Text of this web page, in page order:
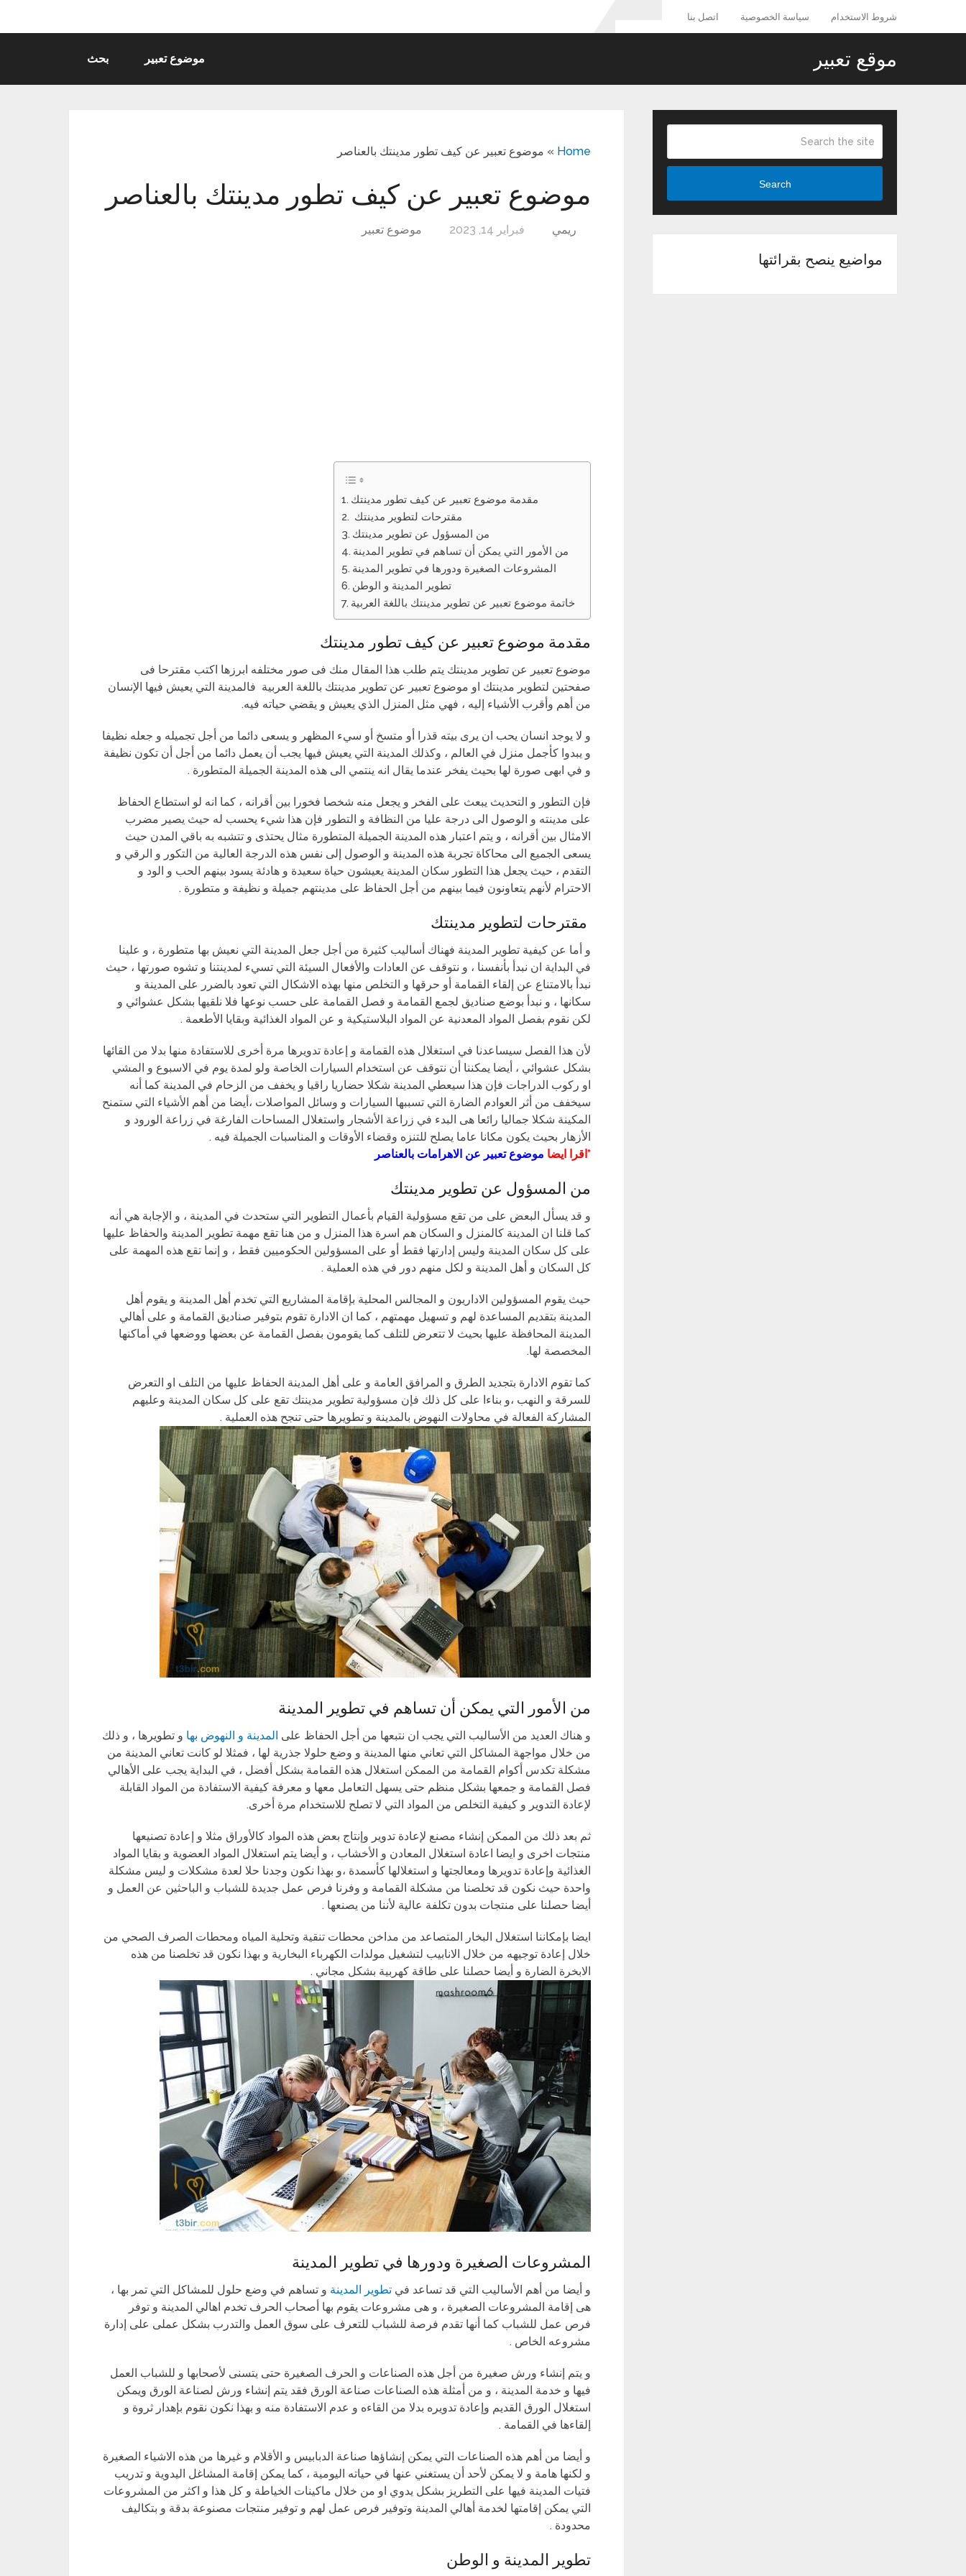
شروط الاستخدام سياسة الخصوصية اتصل بنا
موقع تعبير موضوع تعبير بحث
Home
» موضوع تعبير عن كيف تطور مدينتك بالعناصر
موضوع تعبير عن كيف تطور مدينتك بالعناصر
ريمي فبراير 14, 2023 موضوع تعبير
مقدمة موضوع تعبير عن كيف تطور مدينتك
مقترحات لتطوير مدينتك
من المسؤول عن تطوير مدينتك
من الأمور التي يمكن أن تساهم في تطوير المدينة
المشروعات الصغيرة ودورها في تطوير المدينة
تطوير المدينة و الوطن
خاتمة موضوع تعبير عن تطوير مدينتك باللغة العربية
مقدمة موضوع تعبير عن كيف تطور مدينتك
موضوع تعبير عن تطوير مدينتك يتم طلب هذا المقال منك فى صور مختلفه ابرزها اكتب مقترحا فى
صفحتين لتطوير مدينتك او موضوع تعبير عن تطوير مدينتك باللغة العربية فالمدينة التي يعيش فيها الإنسان
من أهم وأقرب الأشياء إليه ، فهي مثل المنزل الذي يعيش و يقضي حياته فيه.
و لا يوجد انسان يحب ان يرى بيته قذرا أو متسخ أو سيء المظهر و يسعى دائما من أجل تجميله و جعله نظيفا
و يبدوا كأجمل منزل في العالم ، وكذلك المدينة التي يعيش فيها يجب أن يعمل دائما من أجل أن تكون نظيفة
و في ابهى صورة لها بحيث يفخر عندما يقال انه ينتمي الى هذه المدينة الجميلة المتطورة .
فإن التطور و التحديث يبعث على الفخر و يجعل منه شخصا فخورا بين أقرانه ، كما انه لو استطاع الحفاظ
على مدينته و الوصول الى درجة عليا من النظافة و التطور فإن هذا شيء يحسب له حيث يصير مضرب
الامثال بين أقرانه ، و يتم اعتبار هذه المدينة الجميلة المتطورة مثال يحتذى و تتشبه به باقي المدن حيث
يسعى الجميع الى محاكاة تجربة هذه المدينة و الوصول إلى نفس هذه الدرجة العالية من التكور و الرقي و
التقدم ، حيث يجعل هذا التطور سكان المدينة يعيشون حياة سعيدة و هادئة يسود بينهم الحب و الود و
الاحترام لأنهم يتعاونون فيما بينهم من أجل الحفاظ على مدينتهم جميلة و نظيفة و متطورة .
مقترحات لتطوير مدينتك
و أما عن كيفية تطوير المدينة فهناك أساليب كثيرة من أجل جعل المدينة التي نعيش بها متطورة ، و علينا
في البداية ان نبدأ بأنفسنا ، و نتوقف عن العادات والأفعال السيئة التي تسيء لمدينتنا و تشوه صورتها ، حيث
نبدأ بالامتناع عن إلقاء القمامة أو حرقها و التخلص منها بهذه الاشكال التي تعود بالضرر على المدينة و
سكانها ، و نبدأ بوضع صناديق لجمع القمامة و فصل القمامة على حسب نوعها فلا نلقيها بشكل عشوائي و
لكن نقوم بفصل المواد المعدنية عن المواد البلاستيكية و عن المواد الغذائية وبقايا الأطعمة .
لأن هذا الفصل سيساعدنا في استغلال هذه القمامة و إعادة تدويرها مرة أخرى للاستفادة منها بدلا من القائها
بشكل عشوائي ، أيضا يمكننا أن نتوقف عن استخدام السيارات الخاصة ولو لمدة يوم في الاسبوع و المشي
او ركوب الدراجات فإن هذا سيعطي المدينة شكلا حضاريا راقيا و يخفف من الزحام في المدينة كما أنه
سيخفف من أثر العوادم الضارة التي تسببها السيارات و وسائل المواصلات ،أيضا من أهم الأشياء التي ستمنح
المكينة شكلا جماليا رائعا هى البدء في زراعة الأشجار واستغلال المساحات الفارغة في زراعة الورود و
الأزهار بحيث يكون مكانا عاما يصلح للتنزه وقضاء الأوقات و المناسبات الجميلة فيه .
*اقرا ايضا موضوع تعبير عن الاهرامات بالعناصر
من المسؤول عن تطوير مدينتك
و قد يسأل البعض على من تقع مسؤولية القيام بأعمال التطوير التي ستحدث في المدينة ، و الإجابة هي أنه
كما قلنا ان المدينة كالمنزل و السكان هم اسرة هذا المنزل و من هنا تقع مهمة تطوير المدينة والحفاظ عليها
على كل سكان المدينة وليس إدارتها فقط أو على المسؤولين الحكوميين فقط ، و إنما تقع هذه المهمة على
كل السكان و أهل المدينة و لكل منهم دور في هذه العملية .
حيث يقوم المسؤولين الاداريون و المجالس المحلية بإقامة المشاريع التي تخدم أهل المدينة و يقوم أهل
المدينة بتقديم المساعدة لهم و تسهيل مهمتهم ، كما ان الادارة تقوم بتوفير صناديق القمامة و على أهالي
المدينة المحافظة عليها بحيث لا تتعرض للتلف كما يقومون بفصل القمامة عن بعضها ووضعها في أماكنها
المخصصة لها.
كما تقوم الادارة بتجديد الطرق و المرافق العامة و على أهل المدينة الحفاظ عليها من التلف او التعرض
للسرقة و النهب ،و بناءا على كل ذلك فإن مسؤولية تطوير مدينتك تقع على كل سكان المدينة وعليهم
المشاركة الفعالة في محاولات النهوض بالمدينة و تطويرها حتى تنجح هذه العملية .
من الأمور التي يمكن أن تساهم في تطوير المدينة
و هناك العديد من الأساليب التي يجب ان نتبعها من أجل الحفاظ على المدينة و النهوض بها و تطويرها ، و ذلك
من خلال مواجهة المشاكل التي تعاني منها المدينة و وضع حلولا جذرية لها ، فمثلا لو كانت تعاني المدينة من
مشكلة تكدس أكوام القمامة من الممكن استغلال هذه القمامة بشكل أفضل ، في البداية يجب على الأهالي
فصل القمامة و جمعها بشكل منظم حتى يسهل التعامل معها و معرفة كيفية الاستفادة من المواد القابلة
لإعادة التدوير و كيفية التخلص من المواد التي لا تصلح للاستخدام مرة أخرى.
ثم بعد ذلك من الممكن إنشاء مصنع لإعادة تدوير وإنتاج بعض هذه المواد كالأوراق مثلا و إعادة تصنيعها
منتجات اخرى و ايضا اعادة استغلال المعادن و الأخشاب ، و أيضا يتم استغلال المواد العضوية و بقايا المواد
الغذائية وإعادة تدويرها ومعالجتها و استغلالها كأسمدة ،و بهذا نكون وجدنا حلا لعدة مشكلات و ليس مشكلة
واحدة حيث نكون قد تخلصنا من مشكلة القمامة و وفرنا فرص عمل جديدة للشباب و الباحثين عن العمل و
أيضا حصلنا على منتجات بدون تكلفة عالية لأننا من يصنعها .
ايضا بإمكاننا استغلال البخار المتصاعد من مداخن محطات تنقية وتحلية المياه ومحطات الصرف الصحي من
خلال إعادة توجيهه من خلال الانابيب لتشغيل مولدات الكهرباء البخارية و بهذا نكون قد تخلصنا من هذه
الابخرة الضارة و أيضا حصلنا على طاقة كهربية بشكل مجاني .
المشروعات الصغيرة ودورها في تطوير المدينة
و أيضا من أهم الأساليب التي قد تساعد في تطوير المدينة و تساهم في وضع حلول للمشاكل التي تمر بها ،
هى إقامة المشروعات الصغيرة ، و هى مشروعات يقوم بها أصحاب الحرف تخدم اهالي المدينة و توفر
فرص عمل للشباب كما أنها تقدم فرصة للشباب للتعرف على سوق العمل والتدرب بشكل عملى على إدارة
مشروعه الخاص .
و يتم إنشاء ورش صغيرة من أجل هذه الصناعات و الحرف الصغيرة حتى يتسنى لأصحابها و للشباب العمل
فيها و خدمة المدينة ، و من أمثلة هذه الصناعات صناعة الورق فقد يتم إنشاء ورش لصناعة الورق ويمكن
استغلال الورق القديم وإعادة تدويره بدلا من القاءه و عدم الاستفادة منه و بهذا نكون نقوم بإهدار ثروة و
إلقاءها في القمامة .
و أيضا من أهم هذه الصناعات التي يمكن إنشاؤها صناعة الدبابيس و الأقلام و غيرها من هذه الاشياء الصغيرة
و لكنها هامة و لا يمكن لأحد أن يستغني عنها في حياته اليومية ، كما يمكن إقامة المشاغل اليدوية و تدريب
فتيات المدينة فيها على التطريز بشكل يدوي او من خلال ماكينات الخياطة و كل هذا و اكثر من المشروعات
التي يمكن إقامتها لخدمة أهالي المدينة وتوفير فرص عمل لهم و توفير منتجات مصنوعة بدقة و بتكاليف
محدودة .
تطوير المدينة و الوطن
Search
مواضيع ينصح بقرائتها